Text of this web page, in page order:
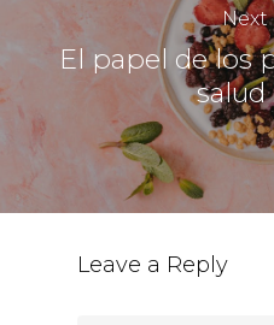
Next
El papel de los
salud
Leave a Reply